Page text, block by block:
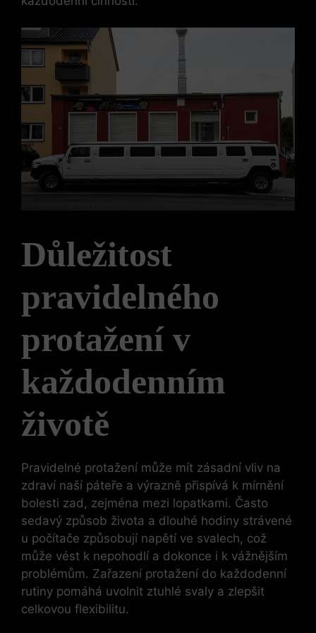
Důležitost
pravidelného
protažení v
každodenním
životě
Pravidelné protažení může mít zásadní vliv na
zdraví naší páteře a výrazně přispívá k mírnění
bolesti zad, zejména mezi lopatkami. Často
sedavý způsob života a dlouhé hodiny strávené
u počítače způsobují napětí ve svalech, což
může vést k nepohodlí a dokonce i k vážnějším
problémům. Zařazení protažení do každodenní
rutiny pomáhá uvolnit ztuhlé svaly a zlepšit
celkovou flexibilitu.